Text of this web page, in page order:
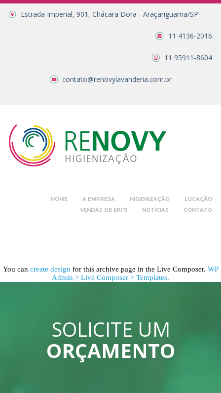
Estrada Imperial, 901, Chácara Dora - Araçariguama/SP
11 4136-2016
11 95911-8604
contato@renovylavanderia.com.br
HOME A EMPRESA HIGIENIZAÇÃO
LOCAÇÃO
VENDAS DE EPI’S
NOTÍCIAS CONTATO
You can create design for this archive page in the Live Composer. WP
Admin > Live Composer > Templates.
SOLICITE UM
ORÇAMENTO